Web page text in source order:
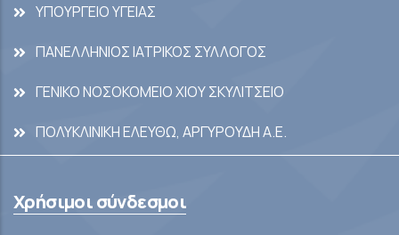
ΥΠΟΥΡΓΕΙΟ ΥΓΕΙΑΣ
ΠΑΝΕΛΛΗΝΙΟΣ ΙΑΤΡΙΚΟΣ ΣΥΛΛΟΓΟΣ
ΓΕΝΙΚΟ ΝΟΣΟΚΟΜΕΙΟ ΧΙΟΥ ΣΚΥΛΙΤΣΕΙΟ
ΠΟΛΥΚΛΙΝΙΚΗ ΕΛΕΥΘΩ, ΑΡΓΥΡΟΥΔΗ Α.Ε.
Χρήσιμοι σύνδεσμοι